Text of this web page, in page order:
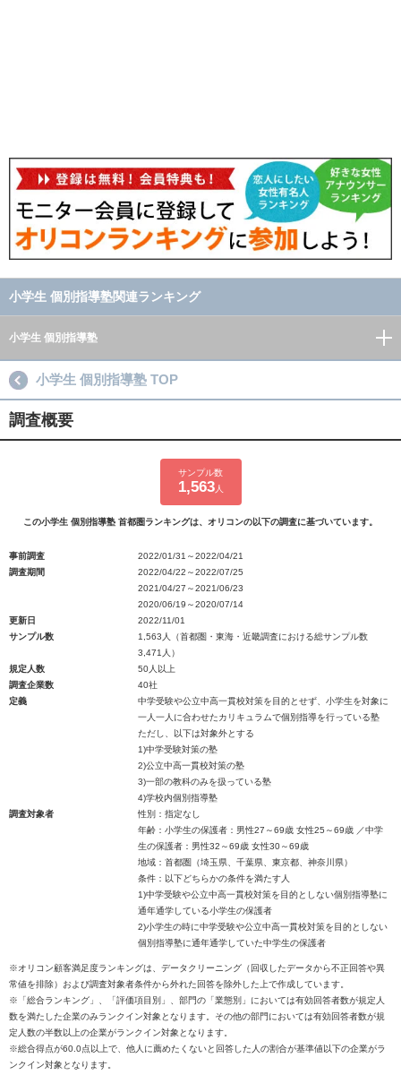
小学生 個別指導塾関連ランキング
小学生 個別指導塾
小学生 個別指導塾 TOP
調査概要
サンプル数
1,563人
この小学生 個別指導塾 首都圏ランキングは、オリコンの以下の調査に基づいています。
事前調査
2022/01/31～2022/04/21
調査期間
2022/04/22～2022/07/25
2021/04/27～2021/06/23
2020/06/19～2020/07/14
更新日
2022/11/01
サンプル数
1,563人（首都圏・東海・近畿調査における総サンプル数
3,471人）
規定人数
50人以上
調査企業数
40社
定義
中学受験や公立中高一貫校対策を目的とせず、小学生を対象に
一人一人に合わせたカリキュラムで個別指導を行っている塾
ただし、以下は対象外とする
1)中学受験対策の塾
2)公立中高一貫校対策の塾
3)一部の教科のみを扱っている塾
4)学校内個別指導塾
調査対象者
性別：指定なし
年齢：小学生の保護者：男性27～69歳 女性25～69歳 ／中学
生の保護者：男性32～69歳 女性30～69歳
地域：首都圏（埼玉県、千葉県、東京都、神奈川県）
条件：以下どちらかの条件を満たす人
1)中学受験や公立中高一貫校対策を目的としない個別指導塾に
通年通学している小学生の保護者
2)小学生の時に中学受験や公立中高一貫校対策を目的としない
個別指導塾に通年通学していた中学生の保護者
※オリコン顧客満足度ランキングは、データクリーニング（回収したデータから不正回答や異
常値を排除）および調査対象者条件から外れた回答を除外した上で作成しています。
※「総合ランキング」、「評価項目別」、部門の「業態別」においては有効回答者数が規定人
数を満たした企業のみランクイン対象となります。その他の部門においては有効回答者数が規
定人数の半数以上の企業がランクイン対象となります。
※総合得点が60.0点以上で、他人に薦めたくないと回答した人の割合が基準値以下の企業がラ
ンクイン対象となります。